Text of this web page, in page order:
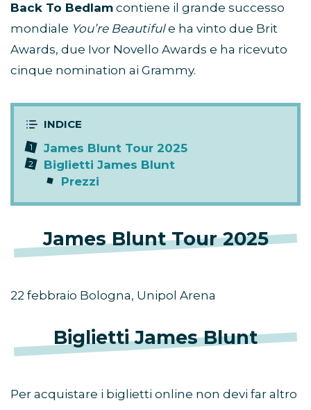
Back To Bedlam contiene il grande successo
mondiale You’re Beautifule ha vinto due Brit
Awards, due Ivor Novello Awards e ha ricevuto
cinque nomination ai Grammy.
James Blunt Tour 2025
Biglietti James Blunt
Prezzi
James Blunt Tour 2025
22 febbraio Bologna, Unipol Arena
Biglietti James Blunt
Per acquistare i biglietti online non devi far altro